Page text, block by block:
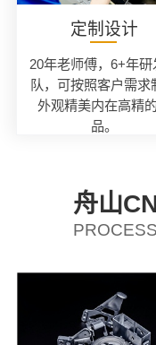
定制设计
20年老师傅，6+年研
队，可按照客户需求
外观精美内在高精
品。
舟山